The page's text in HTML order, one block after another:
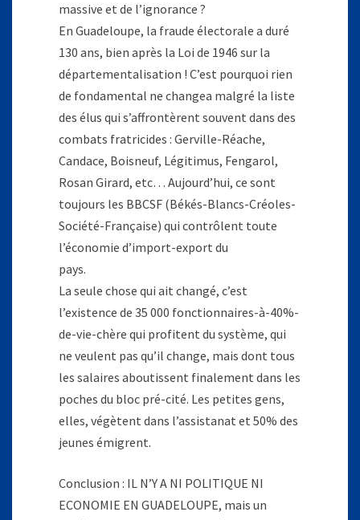
massive et de l’ignorance ?
En Guadeloupe, la fraude électorale a duré
130 ans, bien après la Loi de 1946 sur la
départementalisation ! C’est pourquoi rien
de fondamental ne changea malgré la liste
des élus qui s’affrontèrent souvent dans des
combats fratricides : Gerville-Réache,
Candace, Boisneuf, Légitimus, Fengarol,
Rosan Girard, etc… Aujourd’hui, ce sont
toujours les BBCSF (Békés-Blancs-Créoles-
Société-Française) qui contrôlent toute
l’économie d’import-export du
pays.
La seule chose qui ait changé, c’est
l’existence de 35 000 fonctionnaires-à-40%-
de-vie-chère qui profitent du système, qui
ne veulent pas qu’il change, mais dont tous
les salaires aboutissent finalement dans les
poches du bloc pré-cité. Les petites gens,
elles, végètent dans l’assistanat et 50% des
jeunes émigrent.
Conclusion : IL N’Y A NI POLITIQUE NI
ECONOMIE EN GUADELOUPE, mais un